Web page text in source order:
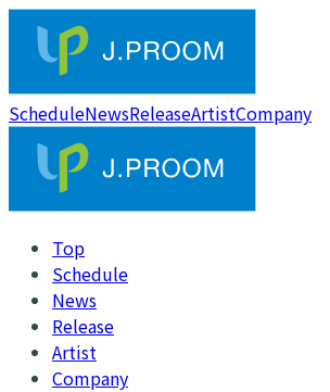
ScheduleNewsReleaseArtistCompany
Top
Schedule
News
Release
Artist
Company